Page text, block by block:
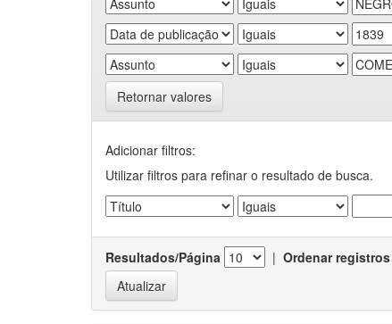
Retornar valores
Adicionar filtros:
Utilizar filtros para refinar o resultado de busca.
Resultados/Página | Ordenar